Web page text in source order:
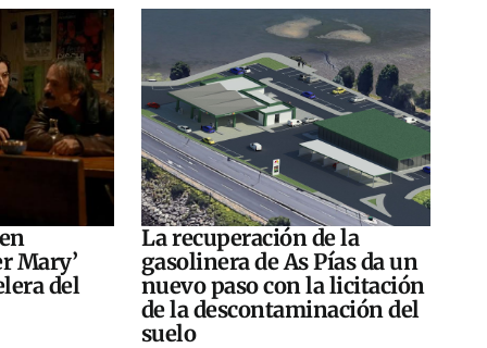
Mary’
del
La recuperación de la
gasolinera de As Pías da un
nuevo paso con la licitación
de la descontaminación del
suelo